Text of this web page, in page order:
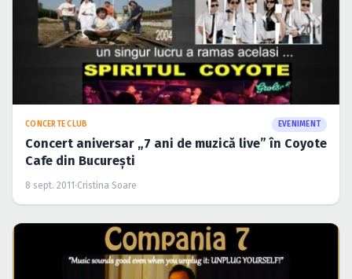
CONCERTE CLUB EVENIMENT
Concert aniversar „7 ani de muzică live” în Coyote
Cafe din Bucureşti
8 sept. 2011 ·Cristina Soare